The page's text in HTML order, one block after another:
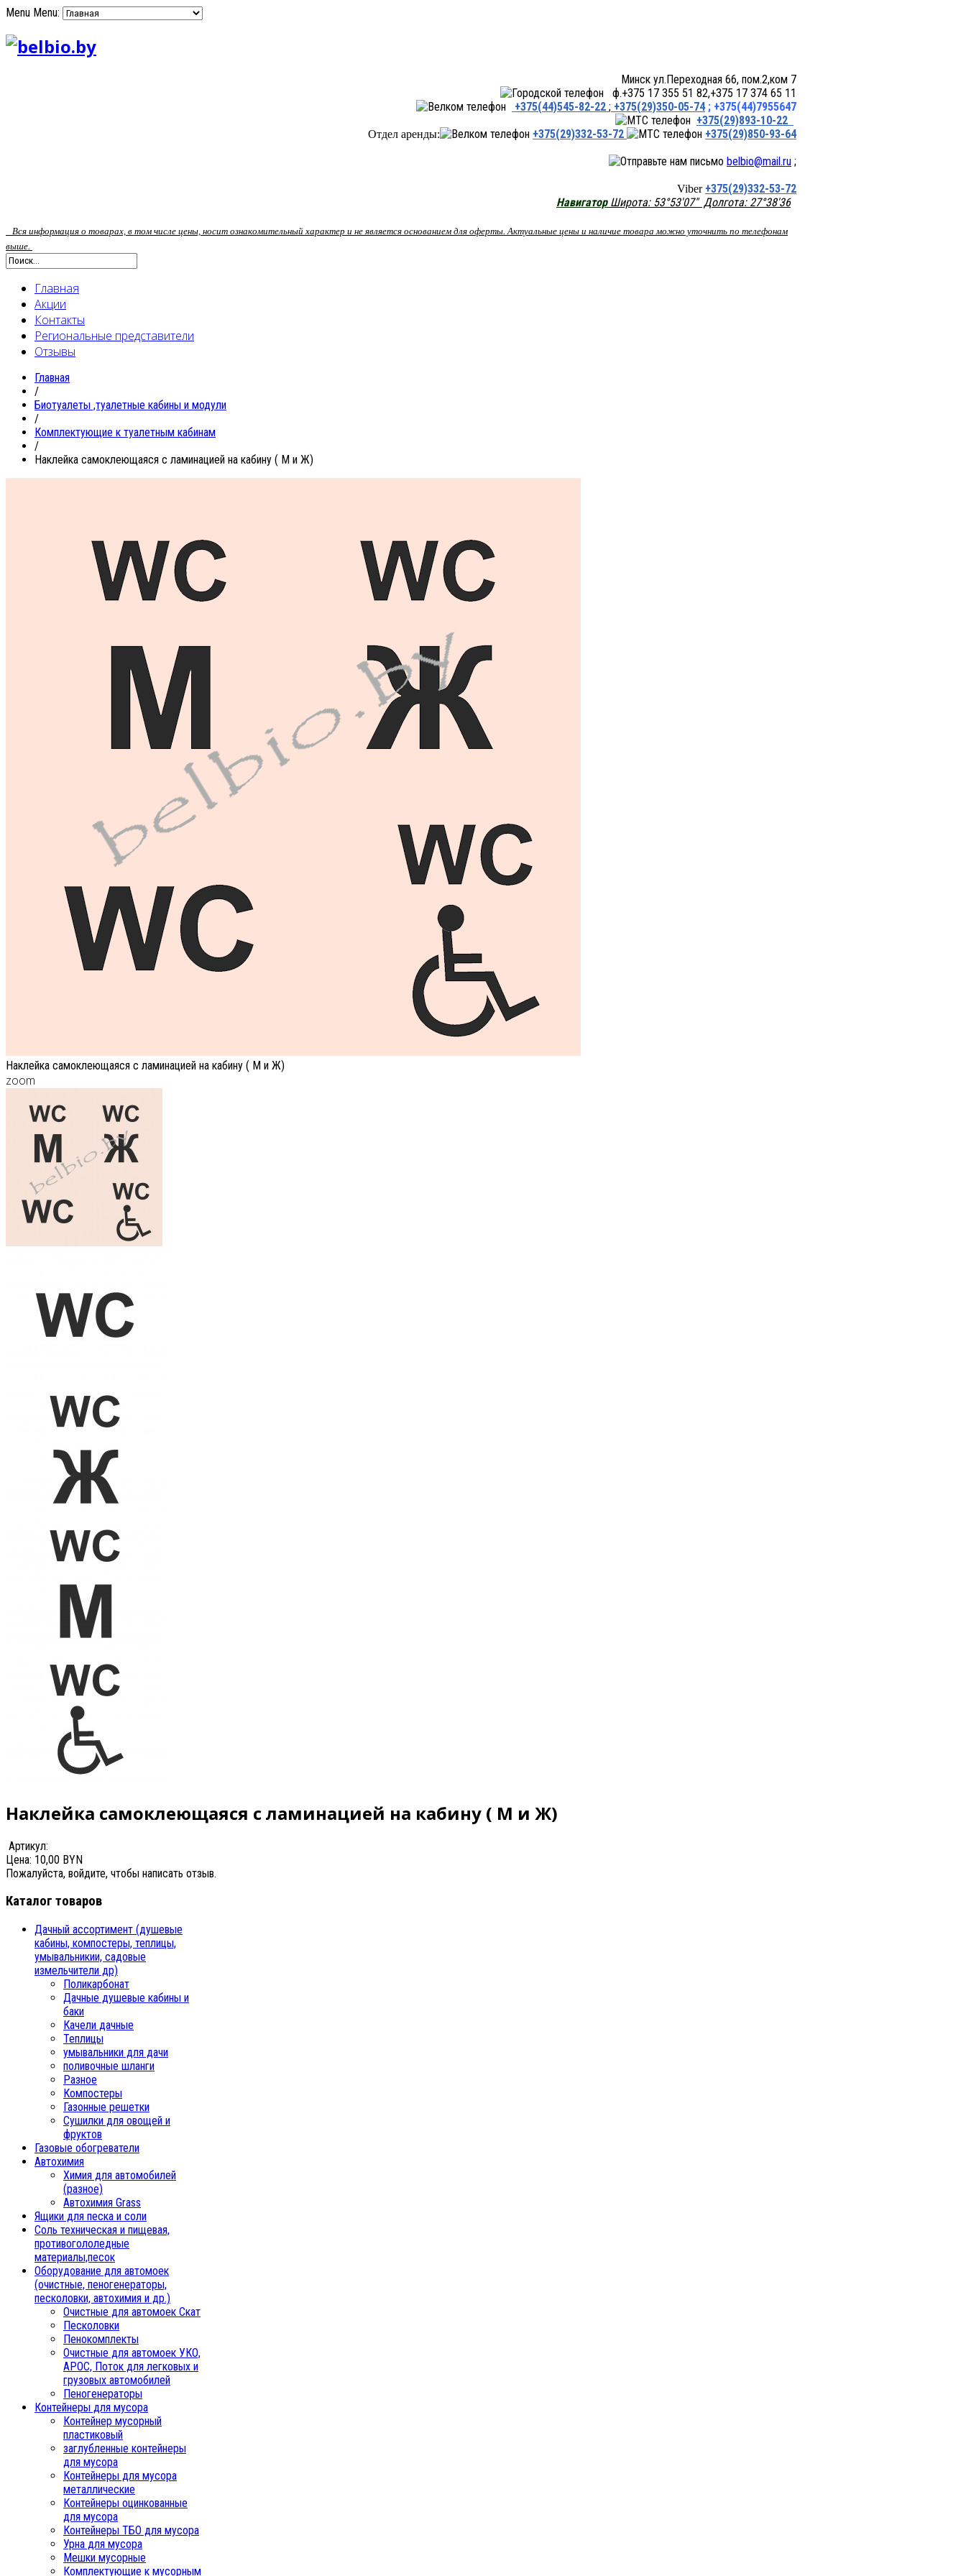
Menu Menu:
Минск ул.Переходная 66, пом.2,ком 7
ф.+375 17 355 51 82,+375 17 374 65 11
+375(44)545-82-22 ; +375(29)350-05-74 ; +375(44)7955647
+375(29)893-10-22
Отдел аренды: +375(29)332-53-72
+375(29)850-93-64
belbio@mail.ru ;
Viber +375(29)332-53-72
НавигаторШирота: 53°53'07" Долгота: 27°38'36
Вся информация о товарах, в том числе цены, носит ознакомительный характер и не является основанием для оферты. Актуальные цены и наличие товара можно уточнить по телефонам
выше.
Главная
Акции
Контакты
Региональные представители
Отзывы
Главная
/
Биотуалеты ,туалетные кабины и модули
/
Комплектующие к туалетным кабинам
/
Наклейка самоклеющаяся с ламинацией на кабину ( М и Ж)
Наклейка самоклеющаяся с ламинацией на кабину ( М и Ж)
zoom
Наклейка самоклеющаяся с ламинацией на кабину ( М и Ж)
Артикул:
Цена: 10,00 BYN
Пожалуйста, войдите, чтобы написать отзыв.
Каталог товаров
Дачный ассортимент (душевые
кабины, компостеры, теплицы,
умывальникии, садовые
измельчители др)
Поликарбонат
Дачные душевые кабины и
баки
Качели дачные
Теплицы
умывальники для дачи
поливочные шланги
Разное
Компостеры
Газонные решетки
Сушилки для овощей и
фруктов
Газовые обогреватели
Автохимия
Химия для автомобилей
(разное)
Автохимия Grass
Ящики для песка и соли
Соль техническая и пищевая,
противогололедные
материалы,песок
Oборудование для автомоек
(очистные, пеногенераторы,
песколовки, автохимия и др.)
Очистные для автомоек Скат
Песколовки
Пенокомплекты
Очистные для автомоек УКО,
АРОС, Поток для легковых и
грузовых автомобилей
Пеногенераторы
Контейнеры для мусора
Контейнер мусорный
пластиковый
заглубленные контейнеры
для мусора
Контейнеры для мусора
металлические
Контейнеры оцинкованные
для мусора
Контейнеры ТБО для мусора
Урна для мусора
Мешки мусорные
Комплектующие к мусорным